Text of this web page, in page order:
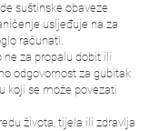
suštinske obaveze
usljeđuje na za
računati.
za propalu dobit ili
odgovornost za gubitak
koji se može povezati
života, tijela ili zdravlja